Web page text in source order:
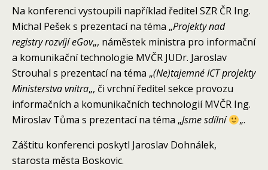
Na konferenci vystoupili například ředitel SZR ČR Ing.
Michal Pešek s prezentací na téma „Projekty nad
registry rozvíjí eGov„, náměstek ministra pro informační
a komunikační technologie MVČR JUDr. Jaroslav
Strouhal s prezentací na téma „(Ne)tajemné ICT projekty
Ministerstva vnitra„, či vrchní ředitel sekce provozu
informačních a komunikačních technologií MVČR Ing.
Miroslav Tůma s prezentací na téma „Jsme sdílní
„.
Záštitu konferenci poskytl Jaroslav Dohnálek,
starosta města Boskovic.